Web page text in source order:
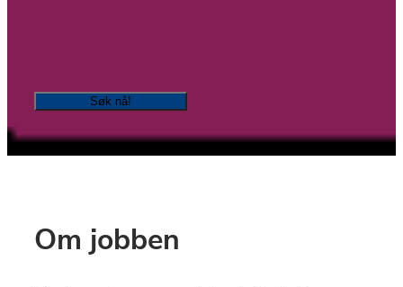
Søk nå!
Om jobben